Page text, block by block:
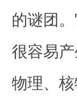
的谜团
很容易
物理、